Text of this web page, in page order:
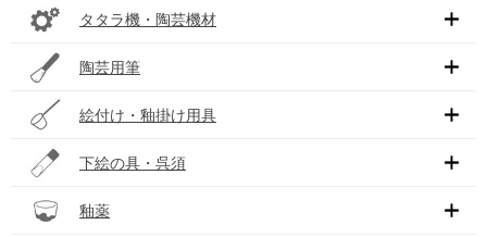
タタラ機・陶芸機材
陶芸用筆
絵付け・釉掛け用具
下絵の具・呉須
釉薬